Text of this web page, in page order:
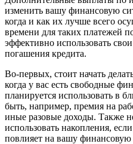
изменить вашу финансовую
когда и как их лучше всего
времени для таких платежей
эффективно использовать
погашения кредита.
Во-первых, стоит начать
когда у вас есть свободные
планируется использовать в
быть, например, премия на
иные разовые доходы. Также
использовать накопления,
повлияет на вашу финансовую